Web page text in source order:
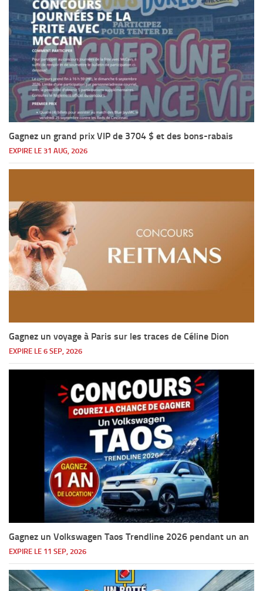
Gagnez un grand prix VIP de 3704 $ et des bons-rabais
EXPIRE LE 31 AUG, 2026
Gagnez un voyage à Paris sur les traces de Céline Dion
EXPIRE LE 6 SEP, 2026
Gagnez un Volkswagen Taos Trendline 2026 pendant un an
EXPIRE LE 11 SEP, 2026